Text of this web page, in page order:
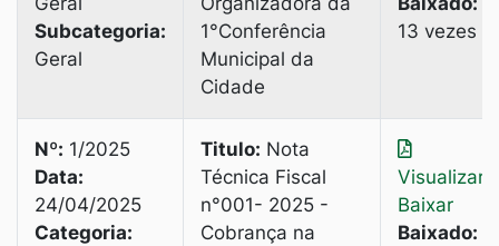
Subcategoria:
Geral
1°Conferência
Municipal da
Cidade
13 vezes
Nº: 1/2025
Data:
24/04/2025
Categoria:
Titulo: Nota
Técnica Fiscal
n°001- 2025 -
Cobrança na
Visualizar
Baixar
Baixado: